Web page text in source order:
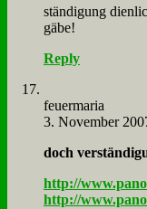
stän­di­gung
gä­be!
Reply
feu­er­ma­ria
3. November
doch
http://
http://